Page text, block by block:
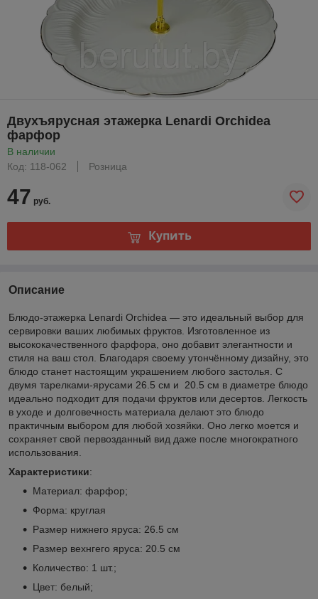
Двухъярусная этажерка Lenardi Orchidea
фарфор
В наличии
Код: 118-062
Розница
47 руб.
Купить
Описание
Блюдо-этажерка Lenardi Orchidea — это идеальный выбор для
сервировки ваших любимых фруктов. Изготовленное из
высококачественного фарфора, оно добавит элегантности и
стиля на ваш стол. Благодаря своему утончённому дизайну, это
блюдо станет настоящим украшением любого застолья. С
двумя тарелками-ярусами 26.5 см и 20.5 см в диаметре блюдо
идеально подходит для подачи фруктов или десертов. Легкость
в уходе и долговечность материала делают это блюдо
практичным выбором для любой хозяйки. Оно легко моется и
сохраняет свой первозданный вид даже после многократного
использования.
Характеристики:
Материал: фарфор;
Форма: круглая
Размер нижнего яруса: 26.5 см
Размер вехнгего яруса: 20.5 см
Количество: 1 шт.;
Цвет: белый;